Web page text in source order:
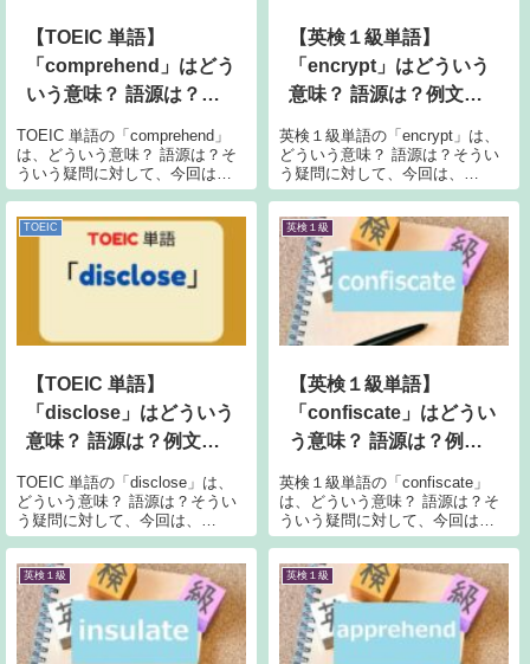
【TOEIC 単語】
「comprehend」はどう
いう意味？ 語源は？例
TOEIC 単語の「comprehend」
は、どういう意味？ 語源は？そ
ういう疑問に対して、今回は、
「comprehend」の意味、語源、
comprehend の意味Longman 辞
書によると、「compreh...
【英検１級単語】
「encrypt」はどういう
意味？ 語源は？例文も
英検１級単語の「encrypt」は、
どういう意味？ 語源は？そうい
う疑問に対して、今回は、
「encrypt」の意味、語源、例文
encrypt の意味Longman 辞書に
よると、「encrypt」の意味は、
以下のとお...
TOEIC
【TOEIC 単語】
「disclose」はどういう
意味？ 語源は？例文も
TOEIC 単語の「disclose」は、
どういう意味？ 語源は？そうい
う疑問に対して、今回は、
「disclose」の意味、語源、例文
disclose の意味Longman 辞書に
よると、「disclose」の意味は...
英検１級
【英検１級単語】
「confiscate」はどうい
う意味？ 語源は？例文
英検１級単語の「confiscate」
は、どういう意味？ 語源は？そ
ういう疑問に対して、今回は、
「confiscate」の意味、語源、例
confiscate の意味Longman 辞書
によると、「confiscat...
英検１級 英検１級